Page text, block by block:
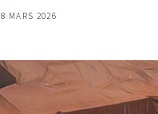
8 MARS 2026